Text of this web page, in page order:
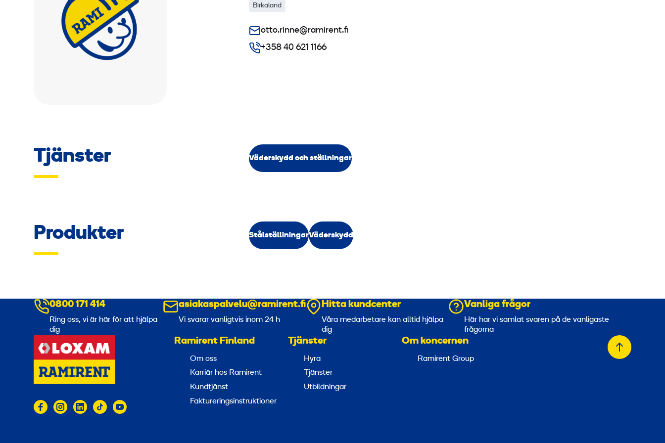
Birkaland
otto.rinne@ramirent.fi
+358 40 621 1166
Tjänster Väderskydd och ställningar
Produkter StålställiningarVäderskydd
0800 171 414
Ring oss, vi är här för att hjälpa
dig
asiakaspalvelu@ramirent.fi
Vi svarar vanligtvis inom 24 h
Hitta kundcenter
Våra medarbetare kan alltid hjälpa
dig
Vanliga frågor
Här har vi samlat svaren på de vanligaste
frågorna
Ramirent Finland
Om oss
Karriär hos Ramirent
Kundtjänst
Faktureringsinstruktioner
Tjänster
Hyra
Tjänster
Utbildningar
Om koncernen
Ramirent Group
Tillbaka